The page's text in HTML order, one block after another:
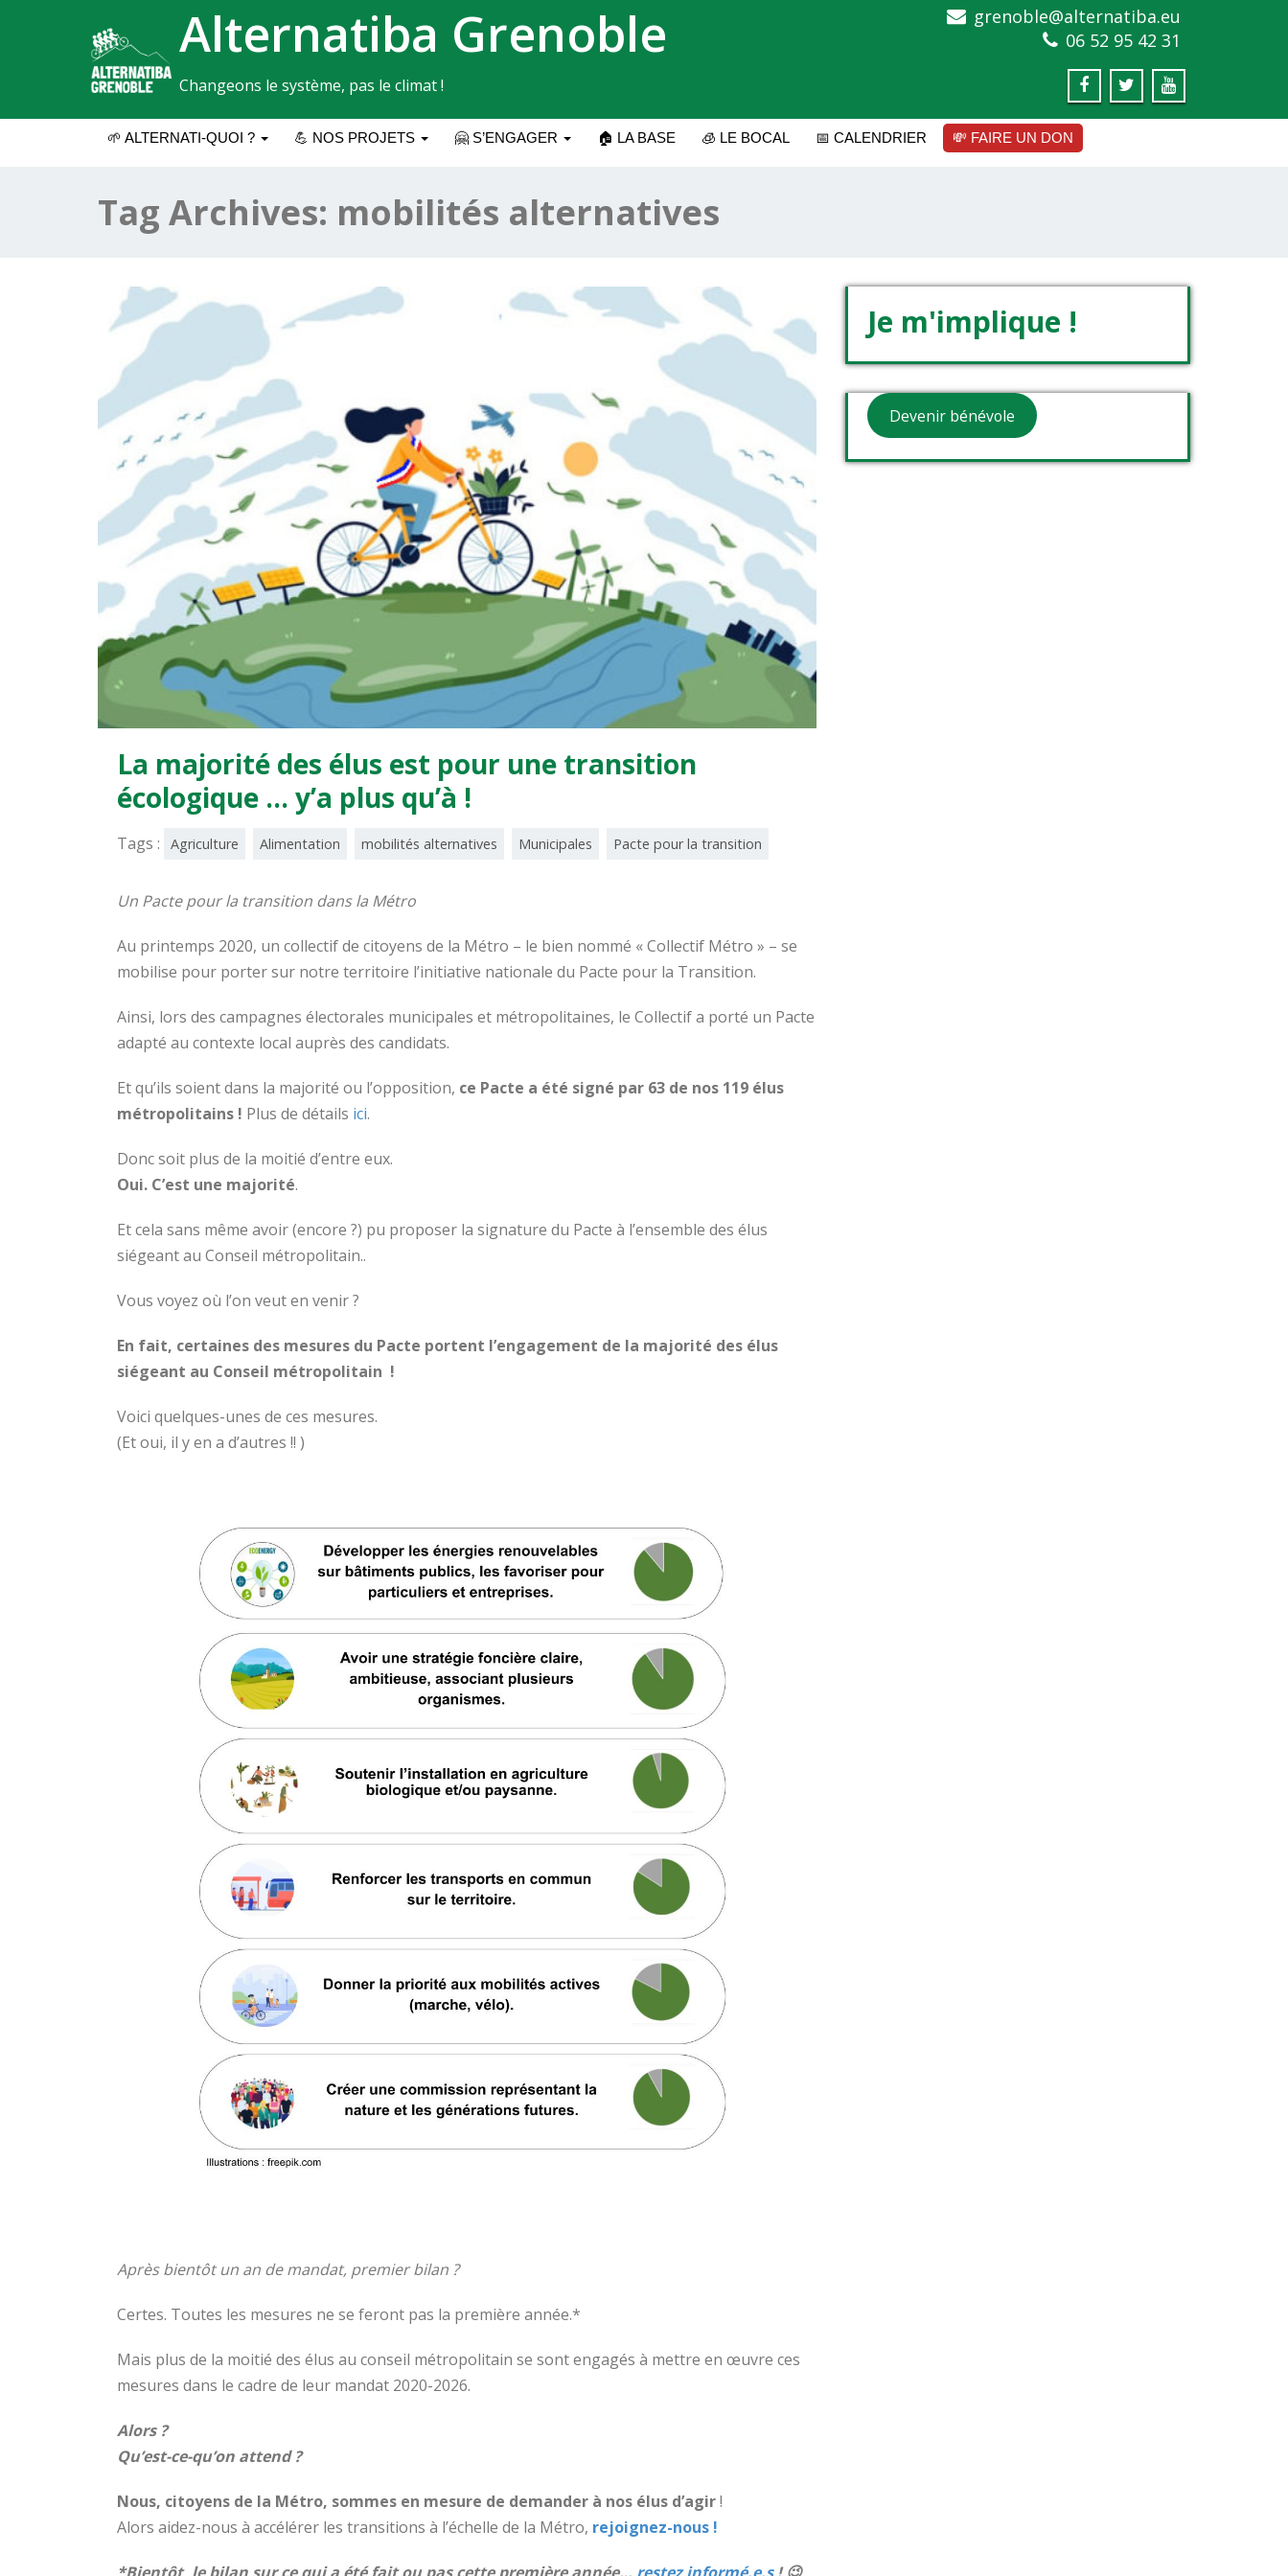
Alternatiba Grenoble
Changeons le système, pas le climat !
grenoble@alternatiba.eu
06 52 95 42 31
🌱 ALTERNATI-QUOI ? 💪 NOS PROJETS 🤗 S’ENGAGER 🏠 LA BASE 🧊 LE BOCAL 📅 CALENDRIER 💸 FAIRE UN DON
Tag Archives: mobilités alternatives
La majorité des élus est pour une transition
écologique … y’a plus qu’à !
Tags : Agriculture Alimentation mobilités alternatives Municipales Pacte pour la transition
Un Pacte pour la transition dans la Métro
Au printemps 2020, un collectif de citoyens de la Métro – le bien nommé « Collectif Métro » – se
mobilise pour porter sur notre territoire l’initiative nationale du Pacte pour la Transition.
Ainsi, lors des campagnes électorales municipales et métropolitaines, le Collectif a porté un Pacte
adapté au contexte local auprès des candidats.
Et qu’ils soient dans la majorité ou l’opposition, ce Pacte a été signé par 63 de nos 119 élus
métropolitains ! Plus de détails ici.
Donc soit plus de la moitié d’entre eux.
Oui. C’est une majorité.
Et cela sans même avoir (encore ?) pu proposer la signature du Pacte à l’ensemble des élus
siégeant au Conseil métropolitain..
Vous voyez où l’on veut en venir ?
En fait, certaines des mesures du Pacte portent l’engagement de la majorité des élus
siégeant au Conseil métropolitain !
Voici quelques-unes de ces mesures.
(Et oui, il y en a d’autres !! )
Après bientôt un an de mandat, premier bilan ?
Certes. Toutes les mesures ne se feront pas la première année.*
Mais plus de la moitié des élus au conseil métropolitain se sont engagés à mettre en œuvre ces
mesures dans le cadre de leur mandat 2020-2026.
Alors ?
Qu’est-ce-qu’on attend ?
Nous, citoyens de la Métro, sommes en mesure de demander à nos élus d’agir!
Alors aidez-nous à accélérer les transitions à l’échelle de la Métro, rejoignez-nous !
Je m'implique !
Devenir bénévole